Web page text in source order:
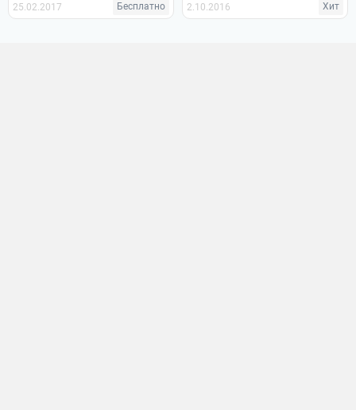
25.02.2017 Бесплатно 2.10.2016 Хит